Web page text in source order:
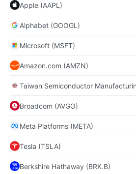
Apple (AAPL)
Alphabet (GOOGL)
Microsoft (MSFT)
Amazon.com (AMZN)
Taiwan Semiconductor
Broadcom (AVGO)
Meta Platforms (META)
Tesla (TSLA)
Berkshire Hathaway (BRK.B)